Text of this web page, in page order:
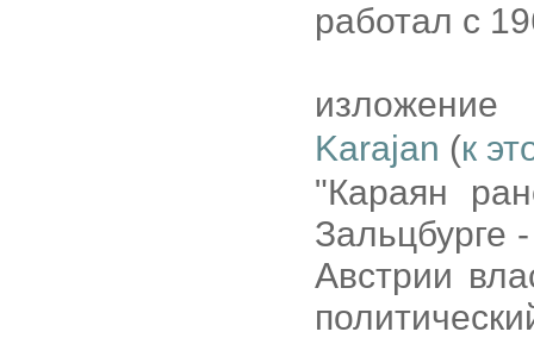
работал с
Karajan (к
"Караян
Зальцбурге
Австрии